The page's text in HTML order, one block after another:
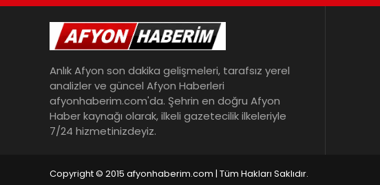
Anlık Afyon son dakika gelişmeleri, tarafsız yerel
analizler ve güncel Afyon Haberleri
afyonhaberim.com'da. Şehrin en doğru Afyon
Haber kaynağı olarak, ilkeli gazetecilik ilkeleriyle
7/24 hizmetinizdeyiz.
Copyright © 2015 afyonhaberim.com | Tüm Hakları Saklıdır.